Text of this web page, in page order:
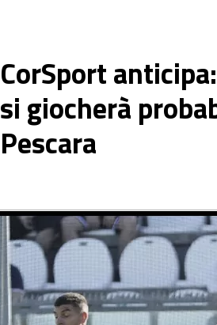
CorSport
si giocherà
Pescara